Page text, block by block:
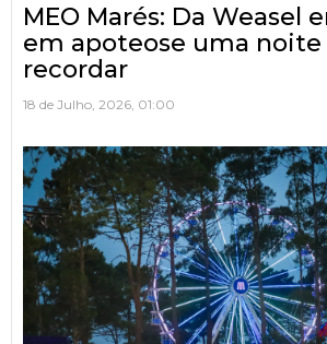
MEO Marés: Da Weasel
em apoteose uma noite
recordar
18 de Julho, 2026, 01:00